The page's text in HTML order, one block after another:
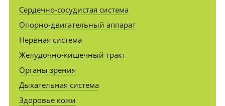
Сердечно-сосудистая система
Опорно-двигательный аппарат
Нервная система
Желудочно-кишечный тракт
Органы зрения
Дыхательная система
Здоровье кожи